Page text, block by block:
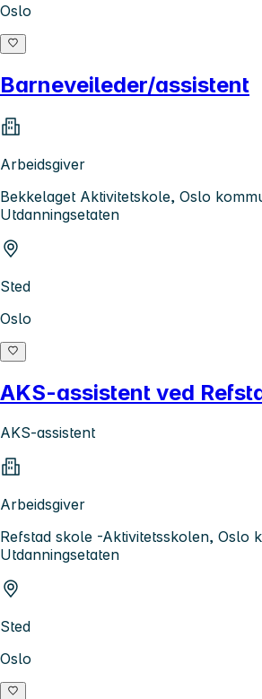
Oslo
Barneveileder/assistent
Arbeidsgiver
Bekkelaget Aktivitetskole, Oslo
Utdanningsetaten
Sted
Oslo
AKS-assistent ved
AKS-assistent
Arbeidsgiver
Refstad skole -Aktivitetsskolen, Oslo
Utdanningsetaten
Sted
Oslo